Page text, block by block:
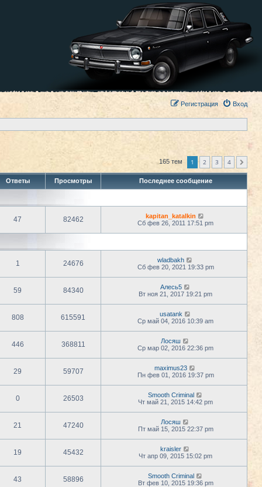
Вход
Регистрация
165 тем 1 2 3 4
Ответы Просмотры Последнее сообщение
47 82462
kapitan_katalkin
Сб фев 26, 2011 17:51 pm
1 24676
wladbakh
Сб фев 20, 2021 19:33 pm
59 84340
Алесь5
Вт ноя 21, 2017 19:21 pm
808 615591
usatank
Ср май 04, 2016 10:39 am
446 368811
Лосяш
Ср мар 02, 2016 22:36 pm
29 59707
maximus23
Пн фев 01, 2016 19:37 pm
0 26503
Smooth Criminal
Чт май 21, 2015 14:42 pm
21 47240
Лосяш
Пт май 15, 2015 22:37 pm
19 45432
kraisler
Чт апр 09, 2015 15:02 pm
43 58896
Smooth Criminal
Вт фев 10, 2015 19:36 pm